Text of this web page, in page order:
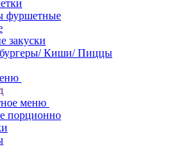
фуршетные
закуски
Киши/ Пиццы
меню
порционно